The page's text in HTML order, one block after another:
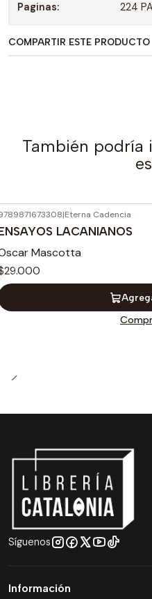
Paginas: 224
COMPARTIR ESTE PRODUCTO
También podría
|Eterna Cadencia
LACANIANOS
Mascotta
Síguenos
Información